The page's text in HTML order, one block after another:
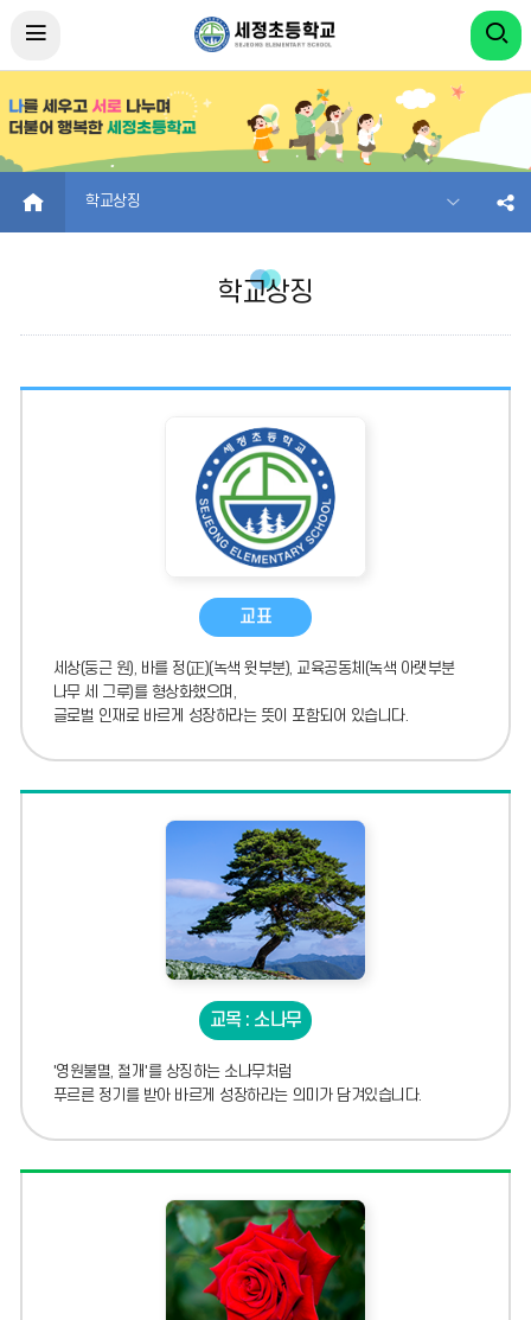
HOME 학교상징
학교상징
교표
세상(둥근 원), 바를 정(正)(녹색 윗부분), 교육공동체(녹색 아랫부분
나무 세 그루)를 형상화했으며,
글로벌 인재로 바르게 성장하라는 뜻이 포함되어 있습니다.
교목 : 소나무
'영원불멸, 절개'를 상징하는 소나무처럼
푸르른 정기를 받아 바르게 성장하라는 의미가 담겨있습니다.